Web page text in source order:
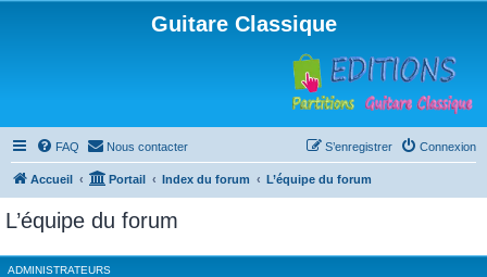
Guitare Classique
FAQ Nous contacter Connexion
S’enregistrer
Accueil Portail Index du forum L’équipe du forum
L’équipe du forum
ADMINISTRATEURS